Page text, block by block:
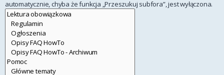
automatycznie, chyba że funkcja „Przeszukuj subfora”, jest wyłączona.